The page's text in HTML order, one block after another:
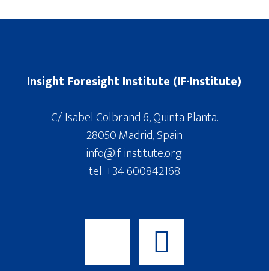
Insight Foresight Institute (IF-Institute)
C/ Isabel Colbrand 6, Quinta Planta.
28050 Madrid, Spain
info@if-institute.org
tel. +34 600842168